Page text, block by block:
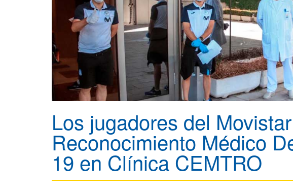
Los jugadores del
Reconocimiento Médico
19 en Clínica CEMTRO